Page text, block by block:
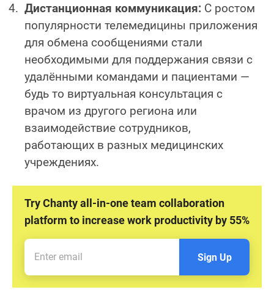
Дистанционная коммуникация: С ростом
популярности телемедицины приложения
для обмена сообщениями стали
необходимыми для поддержания связи с
удалёнными командами и пациентами —
будь то виртуальная консультация с
врачом из другого региона или
взаимодействие сотрудников,
работающих в разных медицинских
учреждениях.
Try Chanty all-in-one team collaboration
platform to increase work productivity by 55%
Sign Up